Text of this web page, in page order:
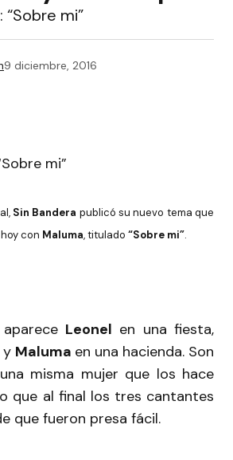
mi”
9 diciembre, 2016
mi”
Sin Bandera publicó su nuevo tema que
con Maluma, titulado “Sobre mi”.
Leonel en una fiesta,
y Maluma en una hacienda. Son
misma mujer que los hace
que al final los tres cantantes
que fueron presa fácil.